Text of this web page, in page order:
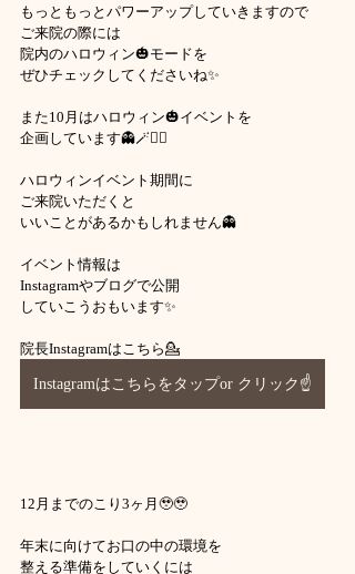
もっともっとパワーアップしていきますので
ご来院の際には
院内のハロウィン🎃モードを
ぜひチェックしてくださいね✨
また10月はハロウィン🎃イベントを
企画しています👻🪄🧙‍♀️
ハロウィンイベント期間に
ご来院いただくと
いいことがあるかもしれません👻
イベント情報は
Instagramやブログで公開
していこうおもいます✨
院長Instagramはこちら💁
Instagramはこちらをタップor クリック☝️
12月までのこり3ヶ月🥹🥹
年末に向けてお口の中の環境を
整える準備をしていくには